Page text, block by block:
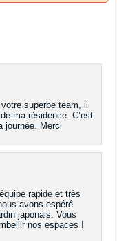
superbe team, il
ma résidence. C’est
journée. Merci
rapide et très
avons espéré
japonais. Vous
nos espaces !